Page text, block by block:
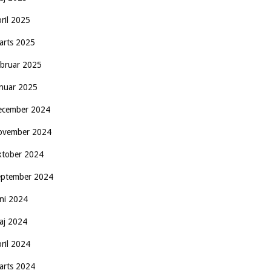
2025
2025
2025
2025
2024
2024
2024
2024
2024
2024
2024
2024